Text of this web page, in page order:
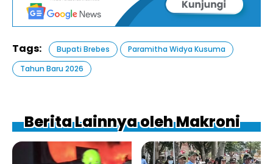
Tags: Bupati Brebes
Paramitha Widya Kusuma
Tahun Baru 2026
Berita Lainnya oleh Makroni